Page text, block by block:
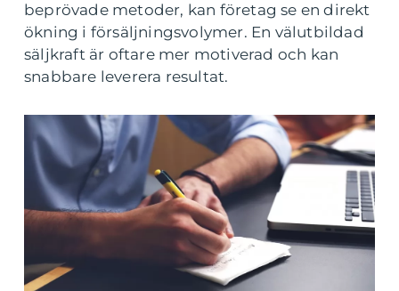
beprövade metoder, kan företag se en direkt
ökning i försäljningsvolymer. En välutbildad
säljkraft är oftare mer motiverad och kan
snabbare leverera resultat.